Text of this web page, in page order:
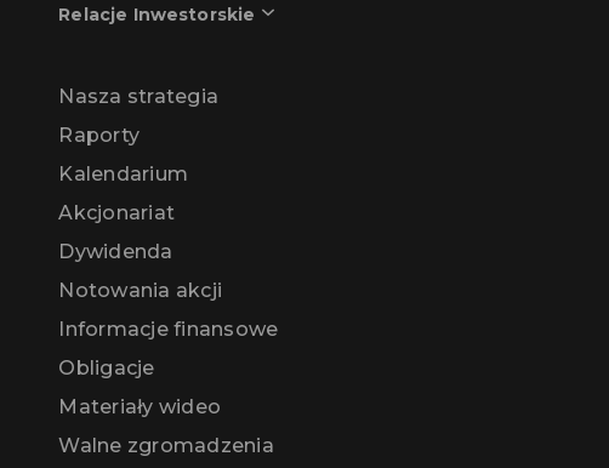
Relacje Inwestorskie
Nasza strategia
Raporty
Kalendarium
Akcjonariat
Dywidenda
Notowania akcji
Informacje finansowe
Obligacje
Materiały wideo
Walne zgromadzenia